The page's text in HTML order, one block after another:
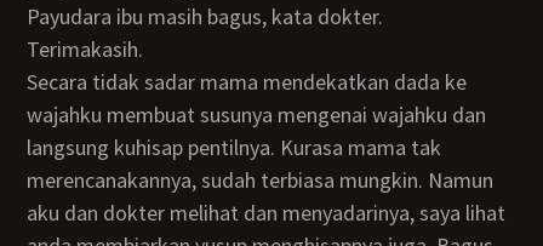
Payudara ibu masih bagus, kata dokter.
Terimakasih.
Secara tidak sadar mama mendekatkan dada ke
wajahku membuat susunya mengenai wajahku dan
langsung kuhisap pentilnya. Kurasa mama tak
merencanakannya, sudah terbiasa mungkin. Namun
aku dan dokter melihat dan menyadarinya, saya lihat